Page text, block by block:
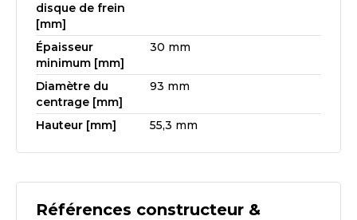
disque de frein
[mm]
Épaisseur
minimum [mm]
30 mm
Diamètre du
centrage [mm]
93 mm
Hauteur [mm] 55,3 mm
Références constructeur &